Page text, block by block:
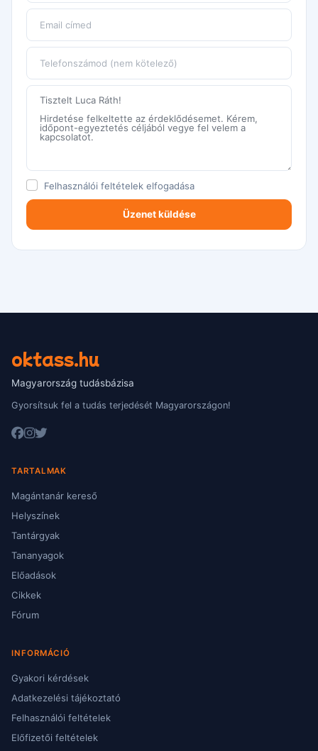
Felhasználói feltételek elfogadása
oktass.hu
Magyarország tudásbázisa
Gyorsítsuk fel a tudás terjedését Magyarországon!
TARTALMAK
Magántanár kereső
Helyszínek
Tantárgyak
Tananyagok
Előadások
Cikkek
Fórum
INFORMÁCIÓ
Gyakori kérdések
Adatkezelési tájékoztató
Felhasználói feltételek
Előfizetői feltételek